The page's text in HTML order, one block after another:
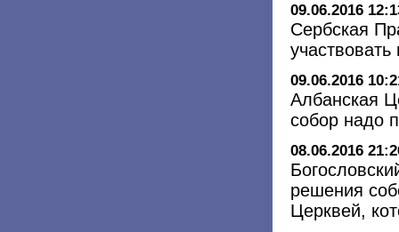
09.06.2016
Сербская
09.06.2016
Албанская
собор надо
08.06.2016
решения
Церквей,